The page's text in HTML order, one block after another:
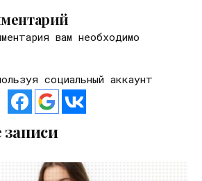
вам необходимо
социальный аккаунт